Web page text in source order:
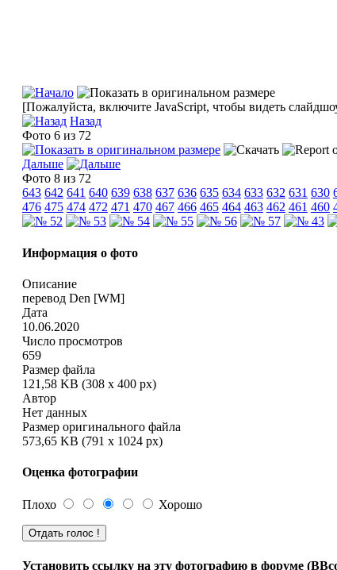
[Пожалуйста, включите JavaScript, чтобы видеть
Назад
Фото 6 из 72
Дальше
Фото 8 из 72
643 642 641 640 639 638 637 636 635 634 633 632 631 630
476 475 474 472 471 470 467 466 465 464 463 462 461 460
Информация о фото
Описание
перевод Den [WM]
Дата
10.06.2020
Число просмотров
659
Размер файла
121,58 KB (308 x 400 px)
Автор
Нет данных
Размер оригинального файла
573,65 KB (791 x 1024 px)
Оценка фотографии
Плохо Хорошо
Установить ссылку на эту фотографию в форуме